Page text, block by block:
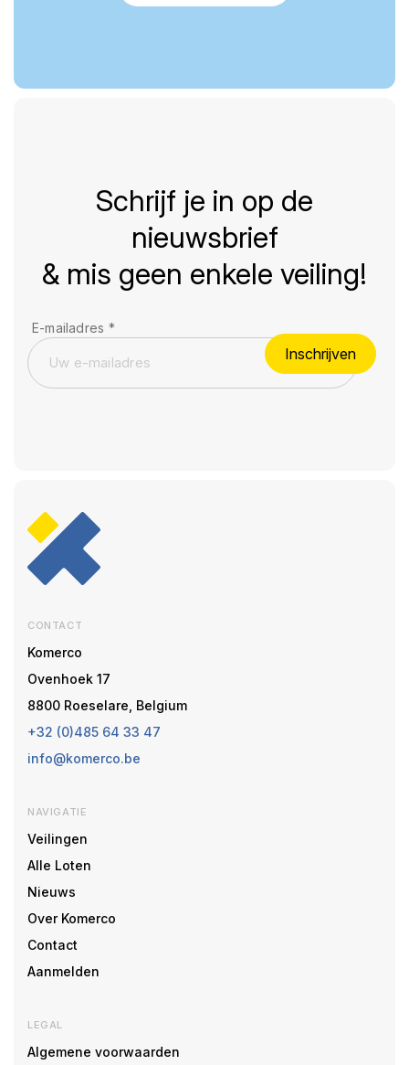
Schrijf je in op de
nieuwsbrief
& mis geen enkele veiling!
E-mailadres *
Inschrijven
CONTACT
Komerco
Ovenhoek 17
8800 Roeselare, Belgium
+32 (0)485 64 33 47
info@komerco.be
NAVIGATIE
Veilingen
Alle Loten
Nieuws
Over Komerco
Contact
Aanmelden
LEGAL
Algemene voorwaarden